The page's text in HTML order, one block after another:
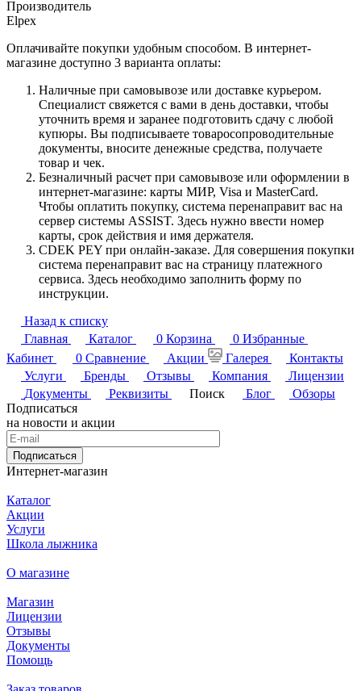
Производитель
Elpex
Оплачивайте покупки удобным способом. В интернет-
магазине доступно 3 варианта оплаты:
Наличные при самовывозе или доставке курьером.
Специалист свяжется с вами в день доставки, чтобы
уточнить время и заранее подготовить сдачу с любой
купюры. Вы подписываете товаросопроводительные
документы, вносите денежные средства, получаете
товар и чек.
Безналичный расчет при самовывозе или оформлении в
интернет-магазине: карты МИР, Visa и MasterCard.
Чтобы оплатить покупку, система перенаправит вас на
сервер системы ASSIST. Здесь нужно ввести номер
карты, срок действия и имя держателя.
CDEK PEY при онлайн-заказе. Для совершения покупки
система перенаправит вас на страницу платежного
сервиса. Здесь необходимо заполнить форму по
инструкции.
Назад к списку
Главная
Каталог 0 Корзина 0 Избранные
Кабинет
0 Сравнение Акции Галерея
Контакты
Услуги
Бренды Отзывы Компания
Лицензии
Документы
Реквизиты Поиск Блог
Обзоры
Подписаться
на новости и акции
Подписаться
Интернет-магазин
Каталог
Акции
Услуги
Школа лыжника
О магазине
Магазин
Лицензии
Отзывы
Документы
Помощь